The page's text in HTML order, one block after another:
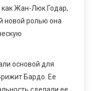
как Жан-Люк Годар,
новой ролью она
основой для
Бардо. Ее
сделали ее